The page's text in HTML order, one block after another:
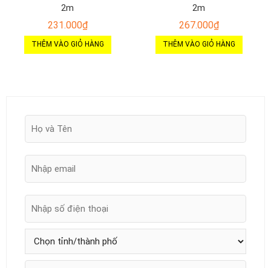
2m
231.000₫
THÊM VÀO GIỎ HÀNG
2m
267.000₫
THÊM VÀO GIỎ HÀNG